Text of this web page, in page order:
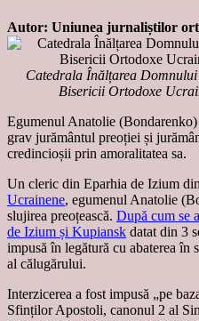
Autor: Uniunea jurnaliștilor
Catedrala Înălțarea
Bisericii Ortodoxe
Egumenul Anatolie
grav jurământul preoției și
credincioșii prin amoralitatea sa.
Un cleric din Eparhia de Izium
Ucrainene, egumenul Anatolie
slujirea preoțească. După cum se
de Izium și Kupiansk datat din 3
impusă în legătură cu abaterea în
al călugărului.
Interzicerea a fost impusă „pe
Sfinților Apostoli, canonul 2 al